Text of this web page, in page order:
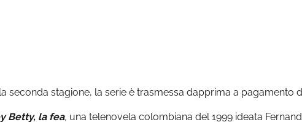
seconda stagione, la serie è trasmessa dapprima a pagamento
Betty, la fea, una telenovela colombiana del 1999 ideata